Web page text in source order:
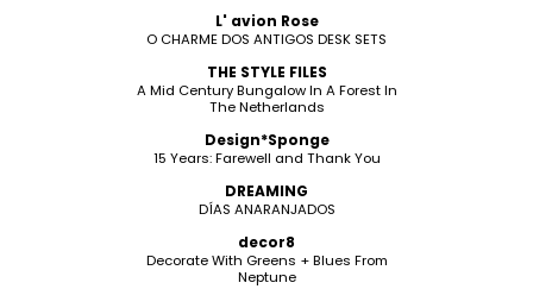
L' avion Rose
O CHARME DOS ANTIGOS DESK SETS
THE STYLE FILES
A Mid Century Bungalow In A Forest In
The Netherlands
Design*Sponge
15 Years: Farewell and Thank You
DREAMING
DÍAS ANARANJADOS
decor8
Decorate With Greens + Blues From
Neptune